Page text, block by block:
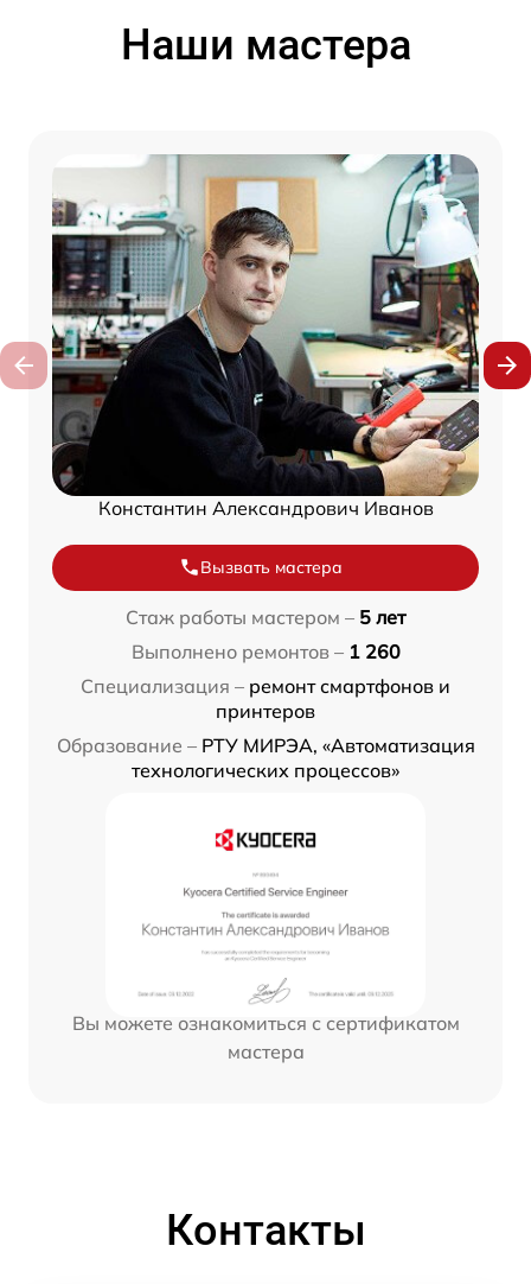
Наши мастера
Константин Александрович Иванов
Вызвать мастера
Стаж работы мастером – 5 лет
Выполнено ремонтов – 1 260
Специализация – ремонт смартфонов и
принтеров
Образование – РТУ МИРЭА, «Автоматизация
технологических процессов»
Вы можете ознакомиться с сертификатом
мастера
Контакты